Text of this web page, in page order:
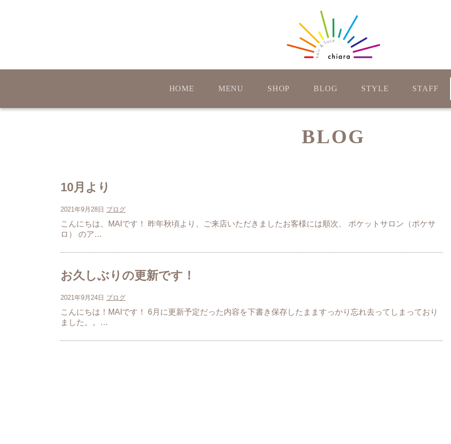
HOME MENU SHOP BLOG STYLE STAFF
BLOG
10月より
2021年9月28日 ブログ
こんにちは、MAIです！ 昨年秋頃より、ご来店いただきましたお客様には順次、 ポケットサロン（ポケサ
ロ） のア…
お久しぶりの更新です！
2021年9月24日 ブログ
こんにちは！MAIです！ 6月に更新予定だった内容を下書き保存したまますっかり忘れ去ってしまっており
ました。。…